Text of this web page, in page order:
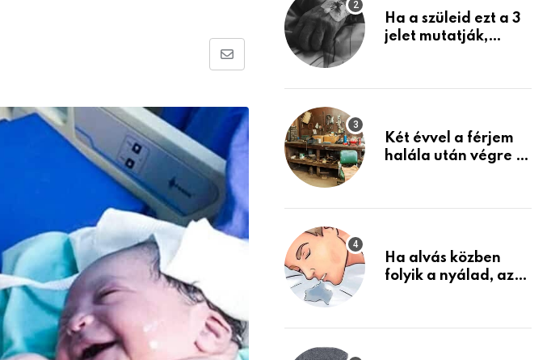
Share
Email
Ha a szüleid ezt a 3
jelet mutatják,
Készülj fel arra, ami
Két évvel a férjem
halála után végre át
holmiját – amit
életemet
Ha alvás közben
folyik a nyálad, az